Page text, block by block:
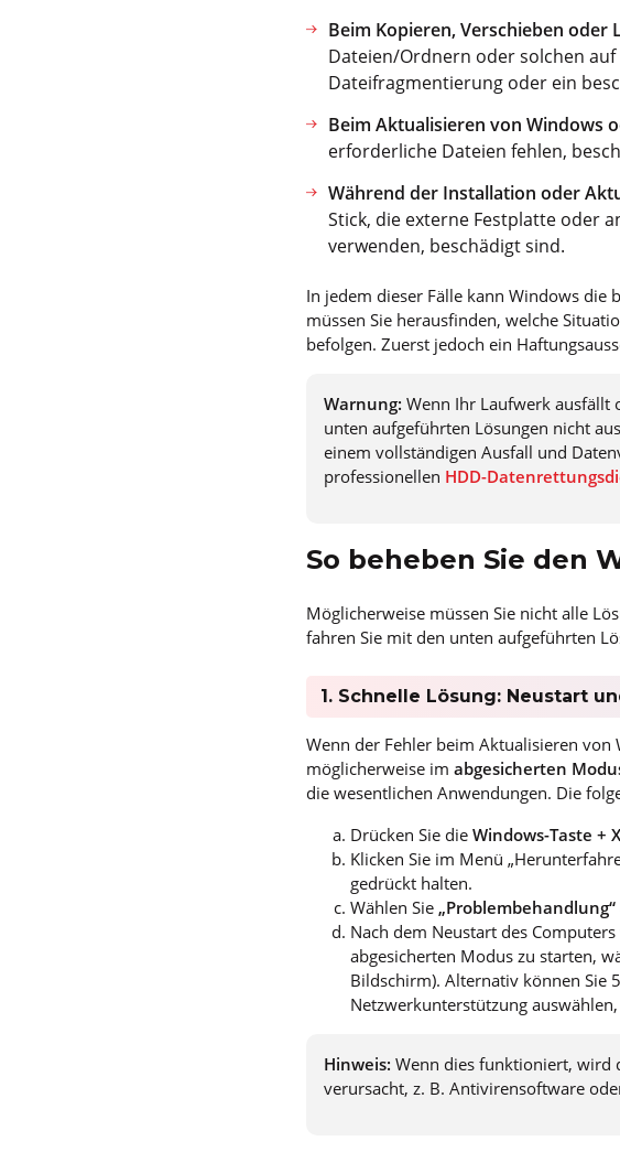
Beim Kopieren, Verschieben
Dateien/Ordnern oder solchen
Dateifragmentierung oder ein
Beim Aktualisieren von Windows
erforderliche Dateien fehlen,
Während der Installation oder
Stick, die externe Festplatte oder
verwenden, beschädigt sind.
In jedem dieser Fälle kann Windows die
müssen Sie herausfinden, welche
befolgen. Zuerst jedoch ein
Warnung: Wenn Ihr Laufwerk ausfällt
unten aufgeführten Lösungen nicht
einem vollständigen Ausfall und
professionellen HDD-
So beheben Sie den
Möglicherweise müssen Sie nicht alle
fahren Sie mit den unten aufgeführten
1. Schnelle Lösung: Neustart
Wenn der Fehler beim Aktualisieren
möglicherweise im abgesicherten
die wesentlichen Anwendungen. Die
Drücken Sie die Windows-Taste + X
Klicken Sie im Menü
gedrückt halten.
Wählen Sie
Nach dem Neustart des
abgesicherten Modus zu starten,
Bildschirm). Alternativ können Sie
Netzwerkunterstützung
Hinweis: Wenn dies funktioniert, wird
verursacht, z. B. Antivirensoftware